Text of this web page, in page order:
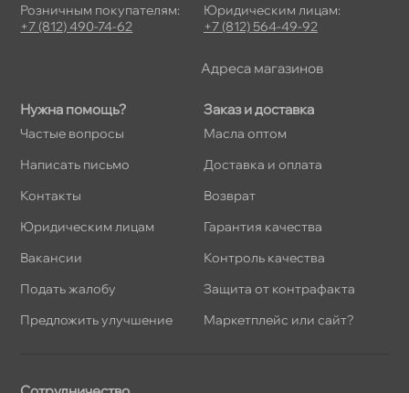
Нужна помощь?
Частые вопросы
Написать письмо
Контакты
Юридическим лицам
акансии
Подать жалобу
Предложить улучшение
Заказ и доставка
Масла оптом
Доставка и оплата
озврат
Гарантия качества
Контроль качества
Защита от контрафакта
Маркетплейс или сайт?
Розничным покупателям:
+7 (812) 490-74-62
Юридическим лицам:
+7 (812) 564-49-92
Адреса магазино